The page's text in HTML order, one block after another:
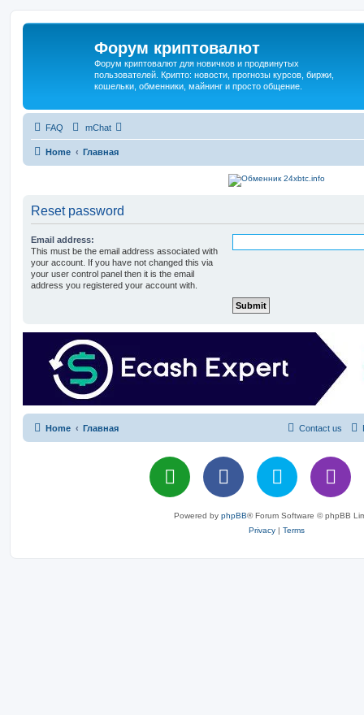
Форум криптовалют
Форум криптовалют для новичков и продвинутых
пользователей. Крипто: новости, прогнозы курсов, биржи,
кошельки, обменники, майнинг и просто общение.
FAQ mChat
Home Главная
Reset password
Email address:
This must be the email address associated with
your account. If you have not changed this via
your user control panel then it is the email
address you registered your account with.
Home Главная Contact us
Powered by phpBB® Forum Software © phpBB
Privacy | Terms